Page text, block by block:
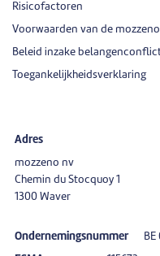
Risicofactoren
Voorwaarden van de
Beleid inzake
Toegankelijkheidsverklaring
Adres
mozzeno nv
Chemin du Stocquoy 1
1300 Waver
Ondernemingsnummer BE